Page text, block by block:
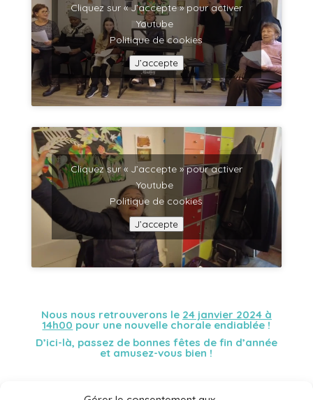
Cliquez sur « J’accepte » pour activer
Youtube
Politique de cookies
J’accepte
Cliquez sur « J’accepte » pour activer
Youtube
Politique de cookies
J’accepte
Nous nous retrouverons le 24 janvier 2024 à
14h00 pour une nouvelle chorale endiablée !
D’ici-là, passez de bonnes fêtes de fin d’année
et amusez-vous bien !